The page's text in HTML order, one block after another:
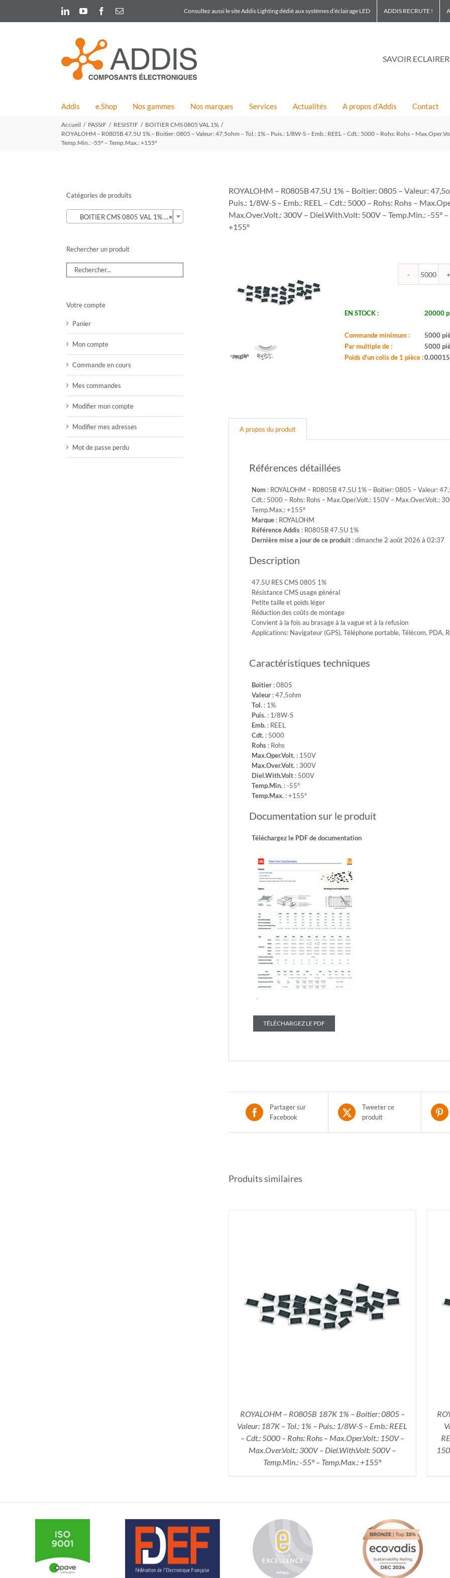
content
LinkedInYouTubeFacebook
Email Consultez aussi le site Addis Lighting dédié aux systèmes d’éclairage LED ADDIS RECRUTE !
SAVOIR
Addis e.Shop Nos gammes Nos marques Services Actualités A propos d’Addis Contact
Accueil PASSIF RESISTIF
BOITIER CMS 0805 VAL 1%
ROYALOHM – R0805B 47.5U 1% – Boitier: 0805 – Valeur: 47,5ohm – Tol.: 1% – Puis.: 1/8W-S – Emb.: REEL – Cdt.: 5000 – Rohs: Rohs –
Temp.Min.: -55° – Temp.Max.: +155°
ROYALOHM – R0805B 47.5U 1% – Boitier: 0805 – Valeur:
Puis.: 1/8W-S – Emb.: REEL – Cdt.: 5000 – Rohs: Rohs –
Max.Over.Volt.: 300V – Diel.With.Volt: 500V – Temp.Min.: -55° –
+155°
-
1%
-
Boitier:
-
Emb.:
REEL
-
-
EN STOCK : 20000
Commande minimum :
5000
Par multiple de :
5000
Poids d'un colis de 1 pièce :
A propos du produit
Références détaillées
Nom : ROYALOHM – R0805B 47.5U 1% – Boitier: 0805 – Valeur:
Cdt.: 5000 – Rohs: Rohs – Max.Oper.Volt.: 150V – Max.Over.Volt.:
Temp.Max.: +155°
Marque : ROYALOHM
Référence Addis : R0805B 47.5U 1%
Dernière mise a jour de ce produit : dimanche 2 août 2026 à 02:37
Description
47.5U RES CMS 0805 1%
Résistance CMS usage général
Petite taille et poids léger
Réduction des coûts de montage
Convient à la fois au brasage à la vague et à la refusion
Applications: Navigateur (GPS), Téléphone portable, Télécom, PDA,
Caractéristiques techniques
Boitier : 0805
Valeur : 47,5ohm
Tol. : 1%
Puis. : 1/8W-S
Emb. : REEL
Cdt. : 5000
Rohs : Rohs
Max.Oper.Volt. : 150V
Max.Over.Volt. : 300V
Diel.With.Volt : 500V
Temp.Min. : -55°
Temp.Max. : +155°
Documentation sur le produit
Téléchargez le PDF de documentation
TÉLÉCHARGEZ LE PDF
Partager sur
Facebook
Tweeter ce
produit
Produits similaires
ROYALOHM – R0805B 187K 1% – Boitier: 0805 –
Valeur: 187K – Tol.: 1% – Puis.: 1/8W-S – Emb.: REEL
– Cdt.: 5000 – Rohs: Rohs – Max.Oper.Volt.: 150V –
Max.Over.Volt.: 300V – Diel.With.Volt: 500V –
Temp.Min.: -55° – Temp.Max.: +155°
AJOUTER AU PANIER / DÉTAILS
Catégories de produits
×
BOITIER CMS 0805 VAL 1% (424)
Rechercher un produit
Votre compte
Panier
Mon compte
Commande en cours
Mes commandes
Modifier mon compte
Modifier mes adresses
Mot de passe perdu